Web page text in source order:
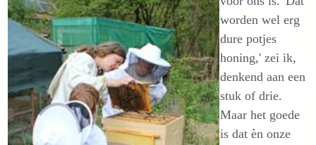
worden wel erg
dure potjes
honing,' zei ik,
denkend aan een
stuk of drie.
Maar het goede
is dat èn onze